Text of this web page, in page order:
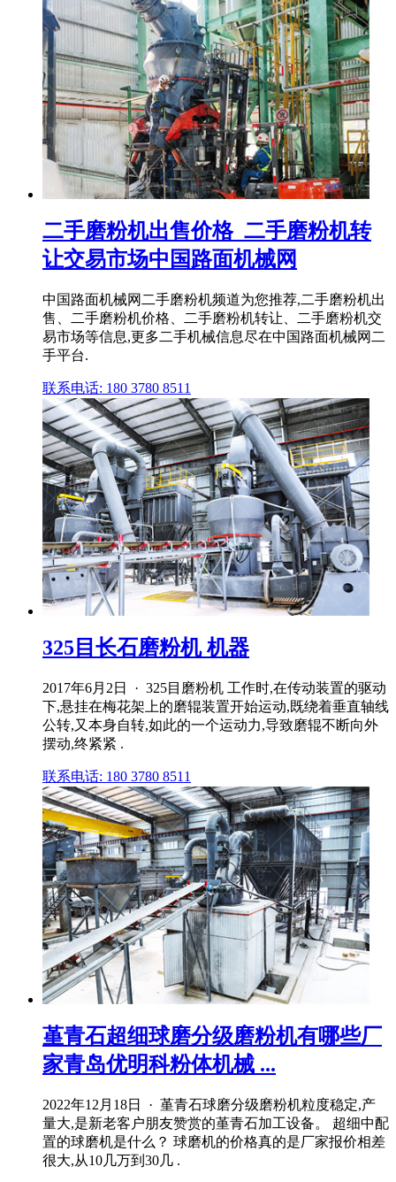
二手磨粉机出售价格_二手磨粉机转
让交易市场中国路面机械网
中国路面机械网二手磨粉机频道为您推荐,二手磨粉机出
售、二手磨粉机价格、二手磨粉机转让、二手磨粉机交
易市场等信息,更多二手机械信息尽在中国路面机械网二
手平台.
联系电话: 180 3780 8511
325目长石磨粉机 机器
2017年6月2日 · 325目磨粉机 工作时,在传动装置的驱动
下,悬挂在梅花架上的磨辊装置开始运动,既绕着垂直轴线
公转,又本身自转,如此的一个运动力,导致磨辊不断向外
摆动,终紧紧 .
联系电话: 180 3780 8511
堇青石超细球磨分级磨粉机有哪些厂
家青岛优明科粉体机械 ...
2022年12月18日 · 堇青石球磨分级磨粉机粒度稳定,产
量大,是新老客户朋友赞赏的堇青石加工设备。 超细中配
置的球磨机是什么？ 球磨机的价格真的是厂家报价相差
很大,从10几万到30几 .